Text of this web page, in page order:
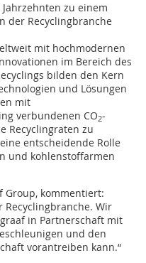
zu einem
der Recyclingbranche
mit hochmodernen
im Bereich des
bilden den Kern
und Lösungen
mit
verbundenen CO2-
Recyclingraten zu
entscheidende Rolle
und kohlenstoffarmen
Group, kommentiert:
Recyclingbranche. Wir
in Partnerschaft mit
und den
vorantreiben kann.“